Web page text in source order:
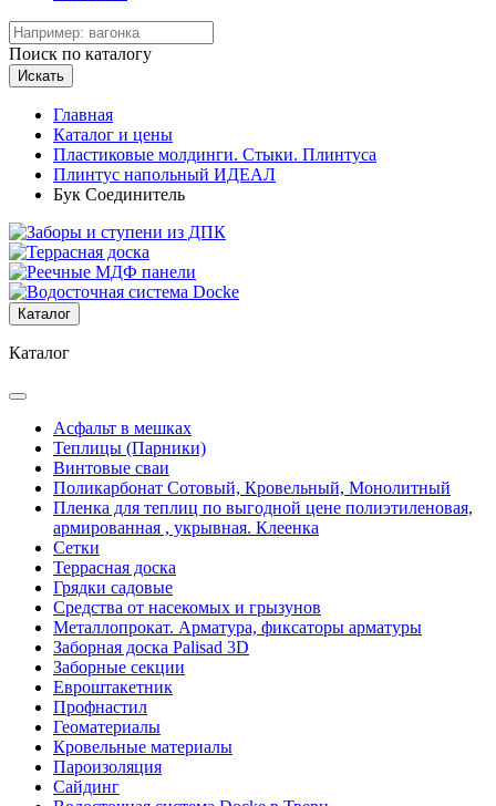
Поиск по каталогу
Искать
Главная
Каталог и цены
Пластиковые молдинги. Стыки. Плинтуса
Плинтус напольный ИДЕАЛ
Бук Соединитель
Каталог
Каталог
Асфальт в мешках
Теплицы (Парники)
Винтовые сваи
Поликарбонат Сотовый, Кровельный, Монолитный
Пленка для теплиц по выгодной цене полиэтиленовая,
армированная , укрывная. Клеенка
Сетки
Террасная доска
Грядки садовые
Средства от насекомых и грызунов
Металлопрокат. Арматура, фиксаторы арматуры
Заборная доска Palisad 3D
Заборные секции
Евроштакетник
Профнастил
Геоматериалы
Кровельные материалы
Пароизоляция
Сайдинг